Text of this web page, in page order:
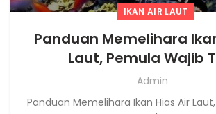
IKAN AIR LAUT
Panduan Memelihara
Laut, Pemula Wajib
Admin
Panduan Memelihara Ikan Hias Air